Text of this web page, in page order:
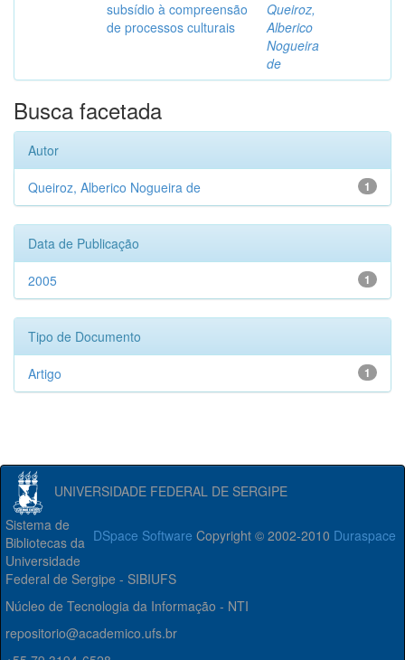
subsídio à compreensão
de processos culturais
Queiroz,
Alberico
Nogueira
de
Busca facetada
Autor
1
Queiroz, Alberico Nogueira de
Data de Publicação
1
2005
Tipo de Documento
1
Artigo
UNIVERSIDADE FEDERAL DE SERGIPE
DSpace Software Copyright © 2002-2010 Duraspace
Sistema de
Bibliotecas da
Universidade
Federal de Sergipe - SIBIUFS
Núcleo de Tecnologia da Informação - NTI
repositorio@academico.ufs.br